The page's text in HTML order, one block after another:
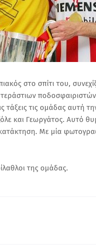
στο σπίτι του,
τεράστιων
τις ομάδας αυτή
και Γεωργάτος. Αυτό
Με μία
της ομάδας.